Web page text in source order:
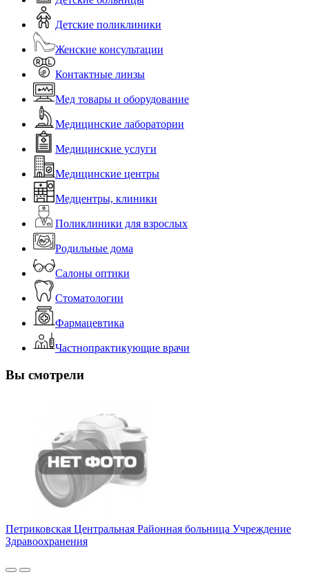
Детские поликлиники
Женские консультации
Контактные линзы
Мед товары и оборудование
Медицинские лаборатории
Медицинские услуги
Медицинские центры
Медцентры, клиники
Поликлиники для взрослых
Родильные дома
Салоны оптики
Стоматологии
Фармацевтика
Частнопрактикующие врачи
Вы смотрели
Петриковская Центральная Районная больница Учреждение
Здравоохранения